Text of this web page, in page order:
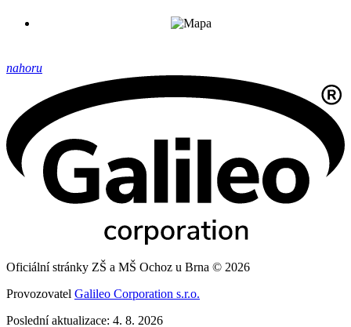
nahoru
Oficiální stránky ZŠ a MŠ Ochoz u Brna © 2026
Provozovatel Galileo Corporation s.r.o.
Poslední aktualizace: 4. 8. 2026